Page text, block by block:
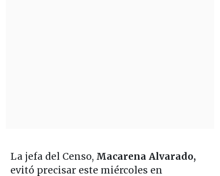
La jefa del Censo, Macarena Alvarado,
evitó precisar este miércoles en